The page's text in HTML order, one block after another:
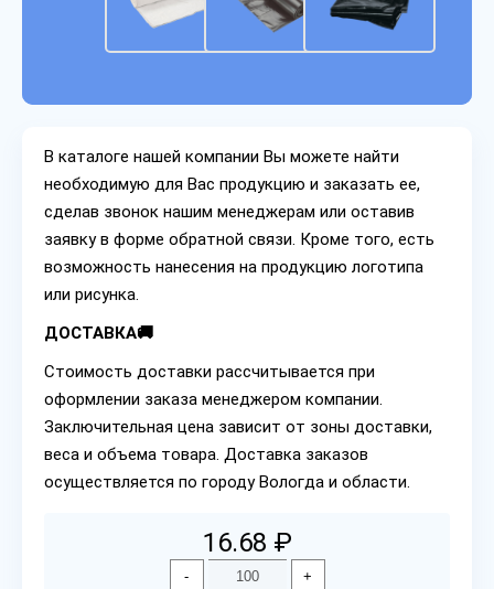
В каталоге нашей компании Вы можете найти
необходимую для Вас продукцию и заказать ее,
сделав звонок нашим менеджерам или оставив
заявку в форме обратной связи. Кроме того, есть
возможность нанесения на продукцию логотипа
или рисунка.
ДОСТАВКА🚚
Стоимость доставки рассчитывается при
оформлении заказа менеджером компании.
Заключительная цена зависит от зоны доставки,
веса и объема товара. Доставка заказов
осуществляется по городу Вологда и области.
16.68 ₽
- +